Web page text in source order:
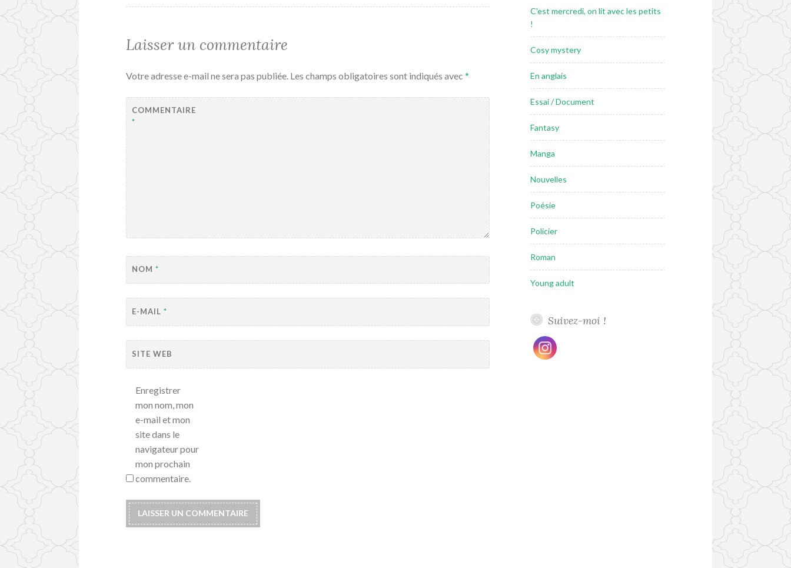
Laisser un commentaire
Votre adresse e-mail ne sera pas publiée. Les champs obligatoires sont indiqués avec*
COMMENTAIRE
*
NOM*
E-MAIL*
SITE WEB
Enregistrer
mon nom, mon
e-mail et mon
site dans le
navigateur pour
mon prochain
commentaire.
C'est mercredi, on lit avec les petits
!
Cosy mystery
En anglais
Essai / Document
Fantasy
Manga
Nouvelles
Poésie
Policier
Roman
Young adult
Suivez-moi !